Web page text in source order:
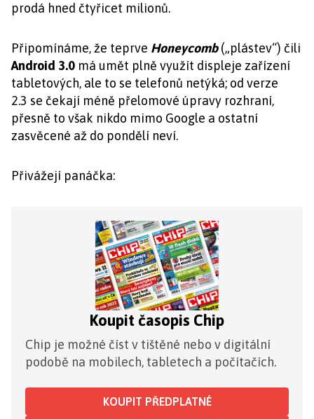
prodá hned čtyřicet milionů.
Připomínáme, že teprve Honeycomb(„plástev“) čili
Android 3.0 má umět plně využít displeje zařízení
tabletových, ale to se telefonů netýká; od verze
2.3 se čekají méně přelomové úpravy rozhraní,
přesně to však nikdo mimo Google a ostatní
zasvěcené až do pondělí neví.
Přivážejí panáčka:
Koupit časopis Chip
Chip je možné číst v tištěné nebo v digitální
podobě na mobilech, tabletech a počítačích.
KOUPIT PŘEDPLATNÉ